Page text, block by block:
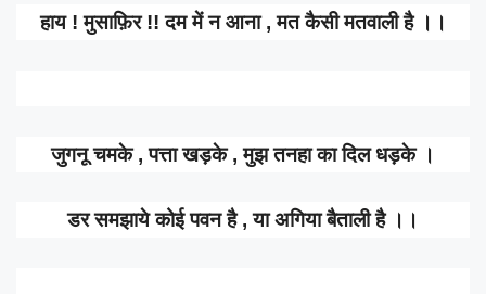
हाय ! मुसाफ़िर !! दम में न आना , मत कैसी मतवाली है ।।
जुगनू चमके , पत्ता खड़के , मुझ तनहा का दिल धड़के ।
डर समझाये कोई पवन है , या अगिया बैताली है ।।